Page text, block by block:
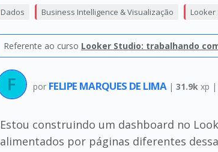
Dados Business Intelligence & Visualização
Referente ao curso Looker Studio: trabalhando
por FELIPE MARQUES DE LIMA |31.9k xp |
Estou construindo um dashboard no
alimentados por páginas diferentes